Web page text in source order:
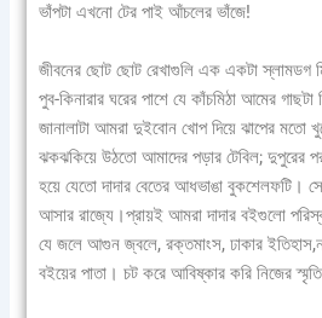
ভাঁপটা এখনো টের পাই আঁচলের ভাঁজে!
জীবনের ছোট ছোট রেখাগুলি এক একটা স্লামডগ
পুব-কিনারার ঘরের পাশে যে কাঁচমিঠা আমের
জানালাটা আমরা দুইবোন খোপ দিয়ে ঝাপের
ঝকঝকিয়ে উঠতো আমাদের পড়ার টেবিল; দুপুরের
হয়ে যেতো দাদার বেতের আধভাঙা বুকশেলফটি।
আসার রাজ্যে।প্রায়ই আমরা দাদার বইগুলো
যে জলে আগুন জ্বলে, রক্তমাংস, ঢাকার
বইয়ের পাতা। চট করে আবিষ্কার করি নিজের